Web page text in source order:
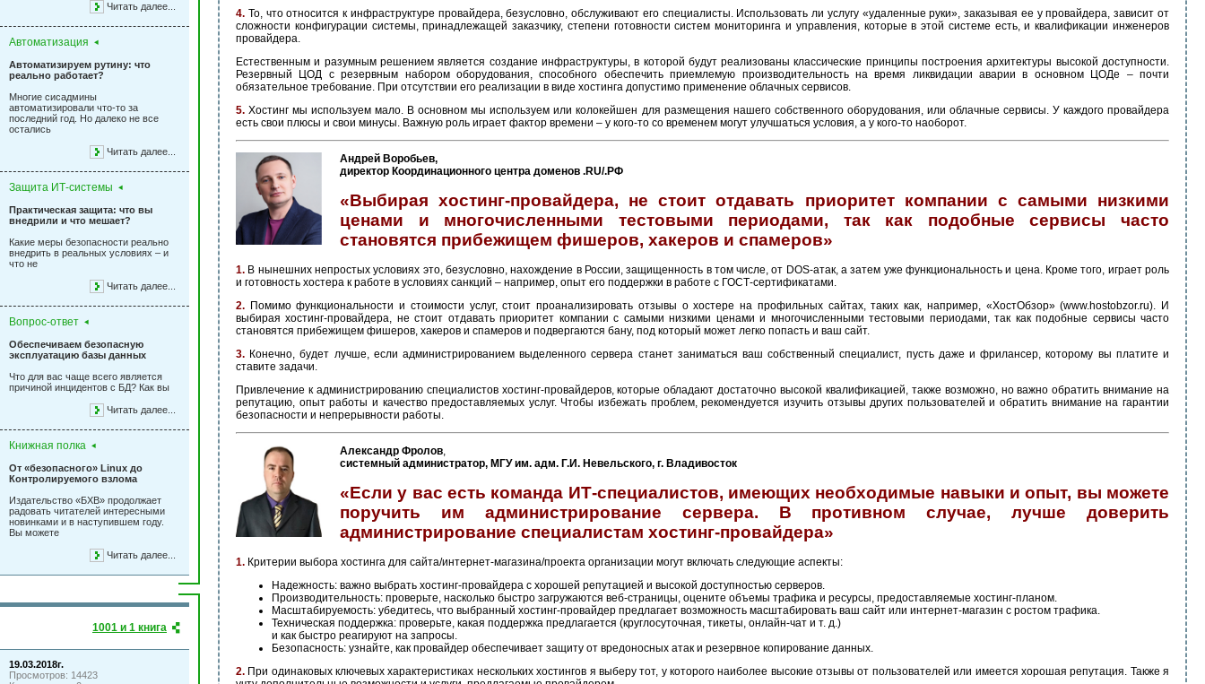
Читать далее...
Автоматизация
Автоматизируем рутину: что
реально работает?
Многие сисадмины
автоматизировали что-то за
последний год. Но далеко не все
остались
Читать далее...
Защита ИТ-системы
Практическая защита: что вы
внедрили и что мешает?
Какие меры безопасности реально
внедрить в реальных условиях – и
что не
Читать далее...
Вопрос-ответ
Обеспечиваем безопасную
эксплуатацию базы данных
Что для вас чаще всего является
причиной инцидентов с БД? Как вы
Читать далее...
Книжная полка
От «безопасного» Linux до
Контролируемого взлома
Издательство «БХВ» продолжает
радовать читателей интересными
новинками и в наступившем году.
Вы можете
Читать далее...
1001 и 1 книга
19.03.2018г.
Просмотров: 14423
4. То, что относится к инфраструктуре провайдера, безусловно, обслуживают его специалисты. Использовать ли услугу «удаленные руки», заказывая ее у провайдера, зависит от
сложности конфигурации системы, принадлежащей заказчику, степени готовности систем мониторинга и управления, которые в этой системе есть, и квалификации инженеров
провайдера.
Естественным и разумным решением является создание инфраструктуры, в которой будут реализованы классические принципы построения архитектуры высокой доступности.
Резервный ЦОД с резервным набором оборудования, способного обеспечить приемлемую производительность на время ликвидации аварии в основном ЦОДе – почти
обязательное требование. При отсутствии его реализации в виде хостинга допустимо применение облачных сервисов.
5.Хостинг мы используем мало. В основном мы используем или колокейшен для размещения нашего собственного оборудования, или облачные сервисы. У каждого провайдера
есть свои плюсы и свои минусы. Важную роль играет фактор времени – у кого-то со временем могут улучшаться условия, а у кого-то наоборот.
Андрей Воробьев,
директор Координационного центра доменов .RU/.РФ
«Выбирая хостинг-провайдера, не стоит отдавать приоритет компании с самыми низкими
ценами и многочисленными тестовыми периодами, так как подобные сервисы часто
становятся прибежищем фишеров, хакеров и спамеров»
1. В нынешних непростых условиях это, безусловно, нахождение в России, защищенность в том числе, от DOS-атак, а затем уже функциональность и цена. Кроме того, играет роль
и готовность хостера к работе в условиях санкций – например, опыт его поддержки в работе с ГОСТ-сертификатами.
2. Помимо функциональности и стоимости услуг, стоит проанализировать отзывы о хостере на профильных сайтах, таких как, например, «ХостОбзор» (www.hostobzor.ru). И
выбирая хостинг-провайдера, не стоит отдавать приоритет компании с самыми низкими ценами и многочисленными тестовыми периодами, так как подобные сервисы часто
становятся прибежищем фишеров, хакеров и спамеров и подвергаются бану, под который может легко попасть и ваш сайт.
3. Конечно, будет лучше, если администрированием выделенного сервера станет заниматься ваш собственный специалист, пусть даже и фрилансер, которому вы платите и
ставите задачи.
Привлечение к администрированию специалистов хостинг-провайдеров, которые обладают достаточно высокой квалификацией, также возможно, но важно обратить внимание на
репутацию, опыт работы и качество предоставляемых услуг. Чтобы избежать проблем, рекомендуется изучить отзывы других пользователей и обратить внимание на гарантии
безопасности и непрерывности работы.
Александр Фролов,
системный администратор, МГУ им. адм. Г.И. Невельского, г. Владивосток
«Если у вас есть команда ИТ-специалистов, имеющих необходимые навыки и опыт, вы можете
поручить им администрирование сервера. В противном случае, лучше доверить
администрирование специалистам хостинг-провайдера»
1. Критерии выбора хостинга для сайта/интернет-магазина/проекта организации могут включать следующие аспекты:
Надежность: важно выбрать хостинг-провайдера с хорошей репутацией и высокой доступностью серверов.
Производительность: проверьте, насколько быстро загружаются веб-страницы, оцените объемы трафика и ресурсы, предоставляемые хостинг-планом.
Масштабируемость: убедитесь, что выбранный хостинг-провайдер предлагает возможность масштабировать ваш сайт или интернет-магазин с ростом трафика.
Техническая поддержка: проверьте, какая поддержка предлагается (круглосуточная, тикеты, онлайн-чат и т. д.)
и как быстро реагируют на запросы.
Безопасность: узнайте, как провайдер обеспечивает защиту от вредоносных атак и резервное копирование данных.
2. При одинаковых ключевых характеристиках нескольких хостингов я выберу тот, у которого наиболее высокие отзывы от пользователей или имеется хорошая репутация. Также я